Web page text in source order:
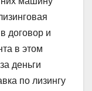
договор и
в этом
деньги
по лизингу